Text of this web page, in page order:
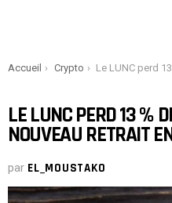
You are here:
Accueil Crypto Le LUNC perd 13 % de sa valeur – un nouveau retrait en vue ?
LE LUNC PERD 13 %
NOUVEAU RETRAIT
par EL_MOUSTAKO